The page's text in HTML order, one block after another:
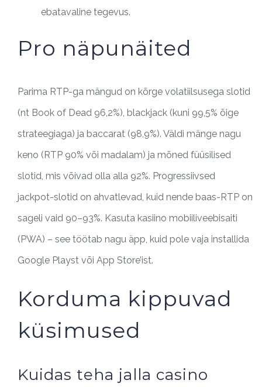
ebatavaline tegevus.
Pro näpunäited
Parima RTP-ga mängud on kõrge volatiilsusega slotid
(nt Book of Dead 96,2%), blackjack (kuni 99,5% õige
strateegiaga) ja baccarat (98,9%). Väldi mänge nagu
keno (RTP 90% või madalam) ja mõned füüsilised
slotid, mis võivad olla alla 92%. Progressiivsed
jackpot-slotid on ahvatlevad, kuid nende baas-RTP on
sageli vaid 90–93%. Kasuta kasiino mobiiliveebisaiti
(PWA) – see töötab nagu äpp, kuid pole vaja installida
Google Playst või App Store’ist.
Korduma kippuvad
küsimused
Kuidas teha jalla casino